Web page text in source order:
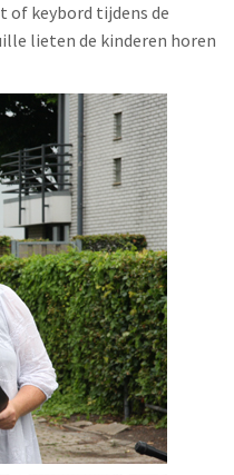
of keybord tijdens de
lieten de kinderen horen